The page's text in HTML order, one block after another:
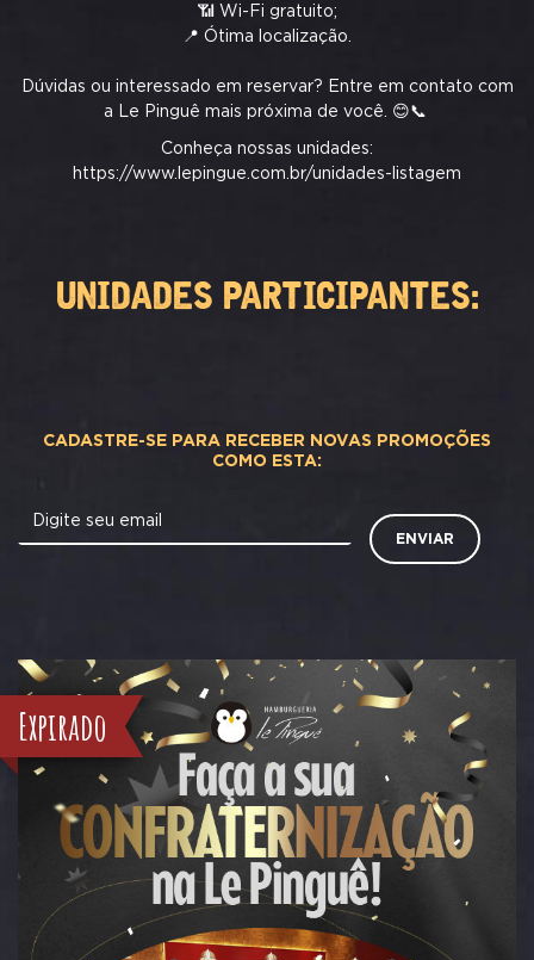
📶 Wi-Fi gratuito;
📍 Ótima localização.
Dúvidas ou interessado em reservar? Entre em contato com
a Le Pinguê mais próxima de você. 😊📞
Conheça nossas unidades:
https://www.lepingue.com.br/unidades-listagem
UNIDADES PARTICIPANTES:
CADASTRE-SE PARA RECEBER NOVAS PROMOÇÕES
COMO ESTA:
Digite seu email
ENVIAR
Expirado